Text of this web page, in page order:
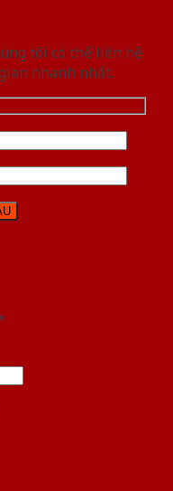
tôi có thể liên hệ
nhanh nhất.